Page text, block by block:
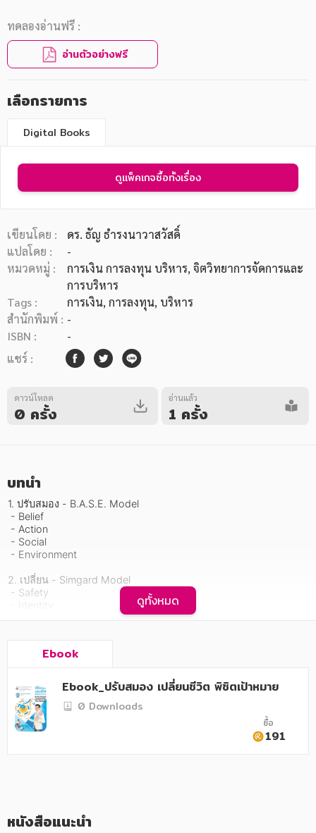
หมวดหมู่หนังสือ
หมวดหมู่ยอดนิยม
หนังสือออกใหม่ หนังสือยอดนิยม หนังสือเช่า
อีบุ๊กอ่านฟรี
หมวดหมู่หนังสือ
อาหาร สุขภาพ การแพทย์
ศิลปะ บันเทิง กีฬา ท่องเที่ยว
สังคม วัฒนธรรม การปกครอง ศาสนาและปรัชญา
ศาสนา และปรัชญา
การเงิน การลงทุน บริหาร
นิตยสาร หนังสือพิมพ์
ครอบครัว
เทคโนโลยี การสื่อสาร วิทยาศาสตร์
ทดลองอ่านฟรี :
อ่านตัวอย่างฟรี
เลือกรายการ
Digital Books
ดูแพ็คเกจซื้อทั้งเรื่อง
เขียนโดย :
ดร. ธัญ ธำรงนาวาสวัสดิ์
แปลโดย :
-
หมวดหมู่ :
การเงิน การลงทุน บริหาร, จิตวิทยาการจัดการและ
การบริหาร
Tags :
การเงิน, การลงทุน, บริหาร
สำนักพิมพ์ : -
ISBN :
-
แชร์ :
ดาวน์โหลด
0 ครั้ง
อ่านแล้ว
1 ครั้ง
บทนำ
1. ปรับสมอง - B.A.S.E. Model
- Belief
- Action
- Social
- Environment
2. เปลี่ยน - Simgard Model
- Safety
3. พิชิตเป้าหมาย - F.I.G.H.T.Model
- Initiate New Action
- Grow Your Thinking
ฯลฯ
   ในยุคที่ความสำเร็จของงานคือการบริหารคน และศิลปะด้านการ
ทำงานกับคนกำลังเชื่อมสู่ความเข้าใจทางวิทยาศาสตร์ ผู้นำจะประสบ
สมองด้วยโมเดลง่ายๆ 3 ชุด คือ B.A.S.E Model ปรับสมอง, SIMGARD
Model เปลี่ยนชีวิต และ F.I.G.H.T Model พิชิตเป้าหมาย แล้วคุณจะรู้
ดูทั้งหมด
Ebook
Ebook_ปรับสมอง เปลี่ยนชีวิต พิชิตเป้าหมาย
0 Downloads
ซื้อ
191
หนังสือแนะนำ